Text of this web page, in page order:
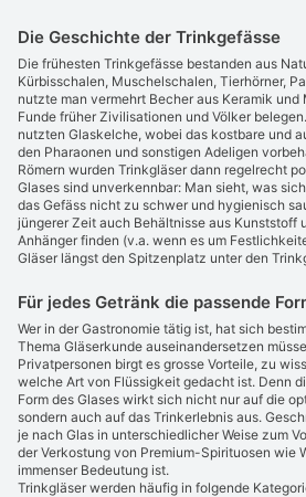
Die Geschichte der Trinkgefässe
Die frühesten Trinkgefässe bestanden aus
Kürbisschalen, Muschelschalen, Tierhörner,
nutzte man vermehrt Becher aus Keramik
Funde früher Zivilisationen und Völker
nutzten Glaskelche, wobei das kostbare und
den Pharaonen und sonstigen Adeligen
Römern wurden Trinkgläser dann regelrecht
Glases sind unverkennbar: Man sieht, was
das Gefäss nicht zu schwer und hygienisch
jüngerer Zeit auch Behältnisse aus Kunststoff
Anhänger finden (v.a. wenn es um
Gläser längst den Spitzenplatz unter den
Für jedes Getränk die passende
Wer in der Gastronomie tätig ist, hat sich
Thema Gläserkunde auseinandersetzen
Privatpersonen birgt es grosse Vorteile, zu
welche Art von Flüssigkeit gedacht ist. Denn
Form des Glases wirkt sich nicht nur auf die
sondern auch auf das Trinkerlebnis aus.
je nach Glas in unterschiedlicher Weise zum
der Verkostung von Premium-Spirituosen wie
immenser Bedeutung ist.
Trinkgläser werden häufig in folgende